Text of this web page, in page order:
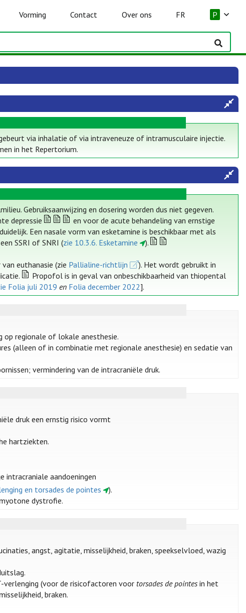
Vorming Contact Over ons FR P
via inhalatie of via intraveneuze of intramusculaire injectie.
in het Repertorium.
Gebruiksaanwijzing en dosering worden dus niet gegeven.
depressie
en voor de acute behandeling van ernstige
Een nasale vorm van esketamine is beschikbaar met als
SSRI of SNRI (zie 10.3.6. Esketamine
).
euthanasie (zie Pallialine-richtlijn
). Het wordt gebruikt in
Propofol is in geval van onbeschikbaarheid van thiopental
Folia juli 2019 en Folia december 2022].
op regionale of lokale anesthesie.
(alleen of in combinatie met regionale anesthesie) en sedatie van
vermindering van de intracraniële druk.
druk een ernstig risico vormt
hartziekten.
intracraniale aandoeningen
en torsades de pointes
).
dystrofie.
angst, agitatie, misselijkheid, braken, speekselvloed, wazig
verlenging (voor de risicofactoren voor torsades de pointes in het
braken.